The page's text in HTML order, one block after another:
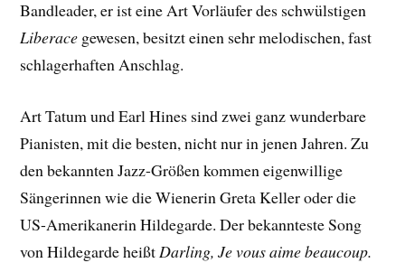
Bandleader, er ist eine Art Vorläufer des schwülstigen
Liberace gewesen, besitzt einen sehr melodischen, fast
schlagerhaften Anschlag.
Art Tatum und Earl Hines sind zwei ganz wunderbare
Pianisten, mit die besten, nicht nur in jenen Jahren. Zu
den bekannten Jazz-Größen kommen eigenwillige
Sängerinnen wie die Wienerin Greta Keller oder die
US-Amerikanerin Hildegarde. Der bekannteste Song
von Hildegarde heißt Darling, Je vous aime beaucoup.